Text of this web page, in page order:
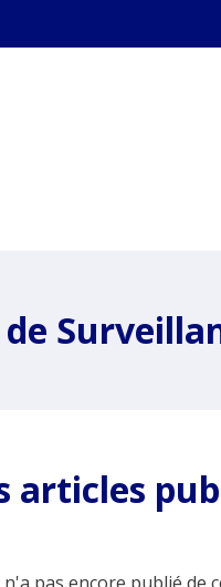
articles